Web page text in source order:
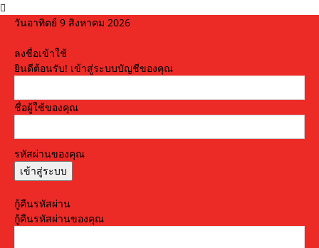
วันอาทิตย์ 9 สิงหาคม 2026
ลงชื่อเข้าใช้
ยินดีต้อนรับ! เข้าสู่ระบบบัญชีของคุณ
ชื่อผู้ใช้ของคุณ
รหัสผ่านของคุณ
กู้คืนรหัสผ่าน
กู้คืนรหัสผ่านของคุณ